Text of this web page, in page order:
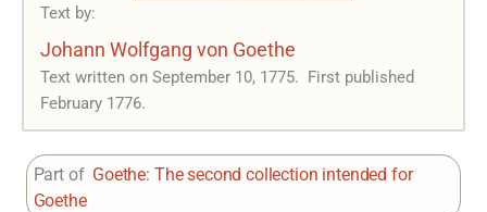
Text by:
Johann Wolfgang von Goethe
Text written on September 10, 1775.
First published
February 1776.
Part of Goethe: The second collection intended for
Goethe